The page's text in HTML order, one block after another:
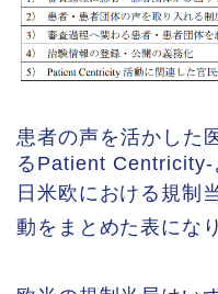
患者の声を活かした
るPatient Centricity-
日米欧における規制
動をまとめた表にな